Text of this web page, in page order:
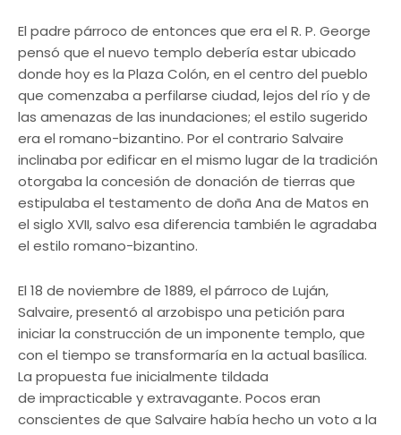
El padre párroco de entonces que era el R. P. George
pensó que el nuevo templo debería estar ubicado
donde hoy es la Plaza Colón, en el centro del pueblo
que comenzaba a perfilarse ciudad, lejos del río y de
las amenazas de las inundaciones; el estilo sugerido
era el romano-bizantino. Por el contrario Salvaire
inclinaba por edificar en el mismo lugar de la tradición
otorgaba la concesión de donación de tierras que
estipulaba el testamento de doña Ana de Matos en
el siglo XVII, salvo esa diferencia también le agradaba
el estilo romano−bizantino.
El 18 de noviembre de 1889, el párroco de Luján,
Salvaire, presentó al arzobispo una petición para
iniciar la construcción de un imponente templo, que
con el tiempo se transformaría en la actual basílica.
La propuesta fue inicialmente tildada
de impracticable y extravagante. Pocos eran
conscientes de que Salvaire había hecho un voto a la